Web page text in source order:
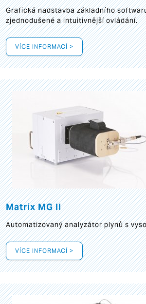
Grafickánadstavba základního
zjednodušené a intuitivnější ovládání.
VÍCE INFORMACÍ >
Matrix MG II
Automatizovaný analyzátor plynů s
VÍCE INFORMACÍ >